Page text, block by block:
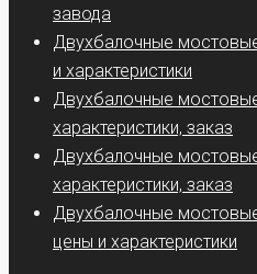
завода
Двухбалочные
и характеристики
Двухбалочные
характеристики, заказ
Двухбалочные
характеристики, заказ
Двухбалочные
цены и характеристики